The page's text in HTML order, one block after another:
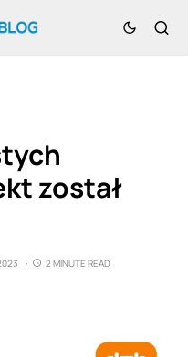
został
2 MINUTE READ